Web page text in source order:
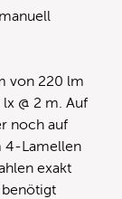
von 220 lm
@ 2 m. Auf
noch auf
4-Lamellen
exakt